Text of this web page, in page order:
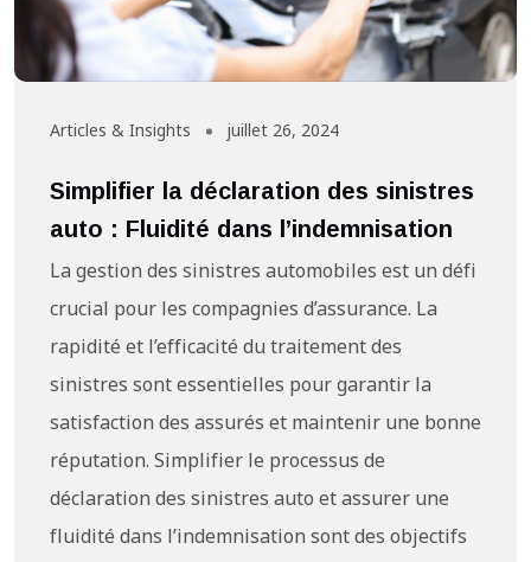
Articles & Insights juillet 26, 2024
Simplifier la déclaration des sinistres
auto : Fluidité dans l’indemnisation
La gestion des sinistres automobiles est un défi
crucial pour les compagnies d’assurance. La
rapidité et l’efficacité du traitement des
sinistres sont essentielles pour garantir la
satisfaction des assurés et maintenir une bonne
réputation. Simplifier le processus de
déclaration des sinistres auto et assurer une
fluidité dans l’indemnisation sont des objectifs